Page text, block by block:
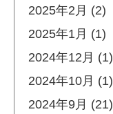
2025年2月 (2)
2025年1月 (1)
2024年12月 (1)
2024年10月 (1)
2024年9月 (21)